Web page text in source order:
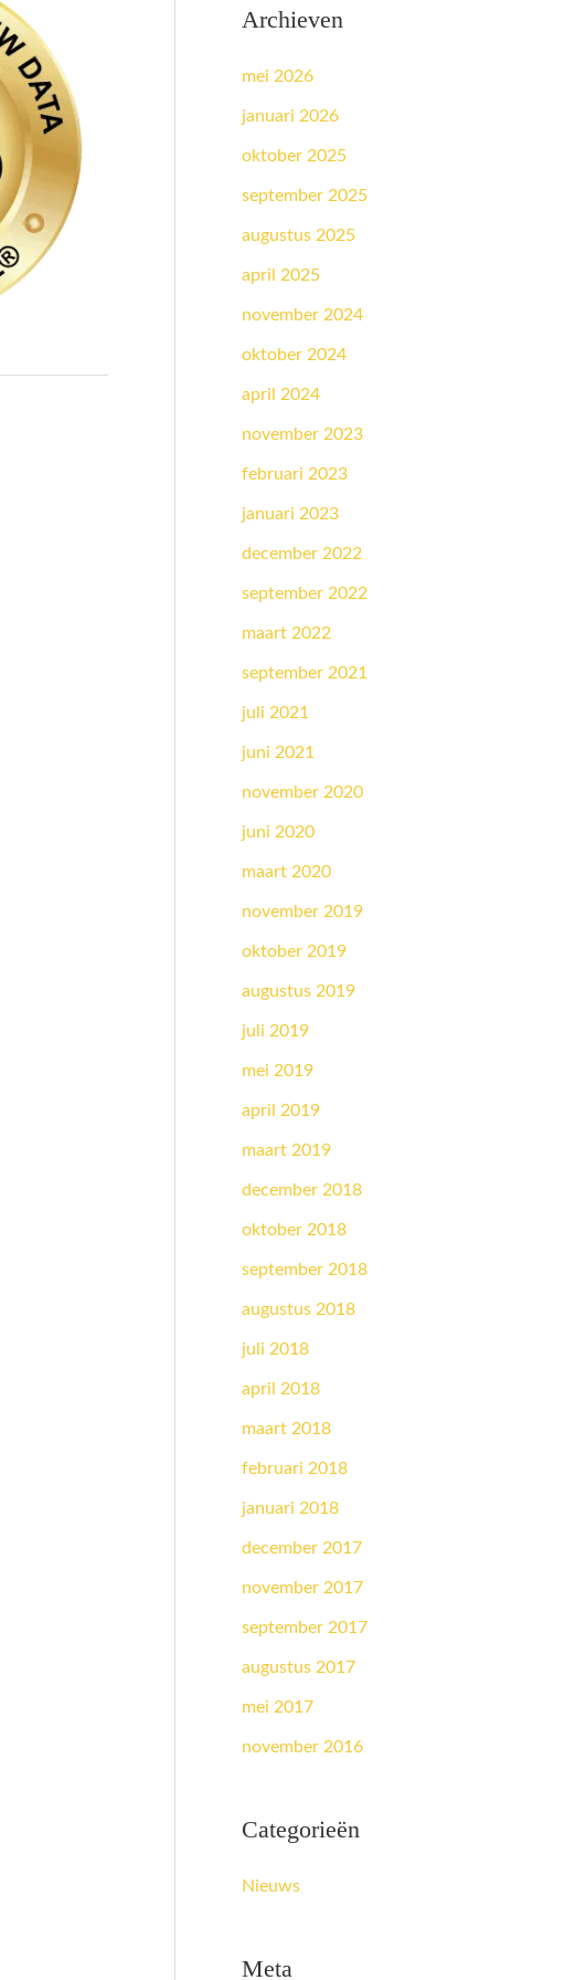
Archieven
mei 2026
januari 2026
oktober 2025
september 2025
augustus 2025
april 2025
november 2024
oktober 2024
april 2024
november 2023
februari 2023
januari 2023
december 2022
september 2022
maart 2022
september 2021
juli 2021
juni 2021
november 2020
juni 2020
maart 2020
november 2019
oktober 2019
augustus 2019
juli 2019
mei 2019
april 2019
maart 2019
december 2018
oktober 2018
september 2018
augustus 2018
juli 2018
april 2018
maart 2018
februari 2018
januari 2018
december 2017
november 2017
september 2017
augustus 2017
mei 2017
november 2016
Categorieën
Nieuws
Meta